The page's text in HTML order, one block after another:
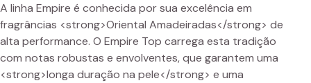
A linha Empire é conhecida por sua excelência em
fragrâncias <strong>Oriental Amadeiradas</strong> de
alta performance. O Empire Top carrega esta tradição
com notas robustas e envolventes, que garantem uma
<strong>longa duração na pele</strong> e uma